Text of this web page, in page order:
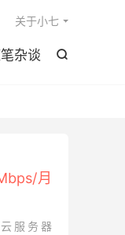

杂谈
关于小七
月
服务器